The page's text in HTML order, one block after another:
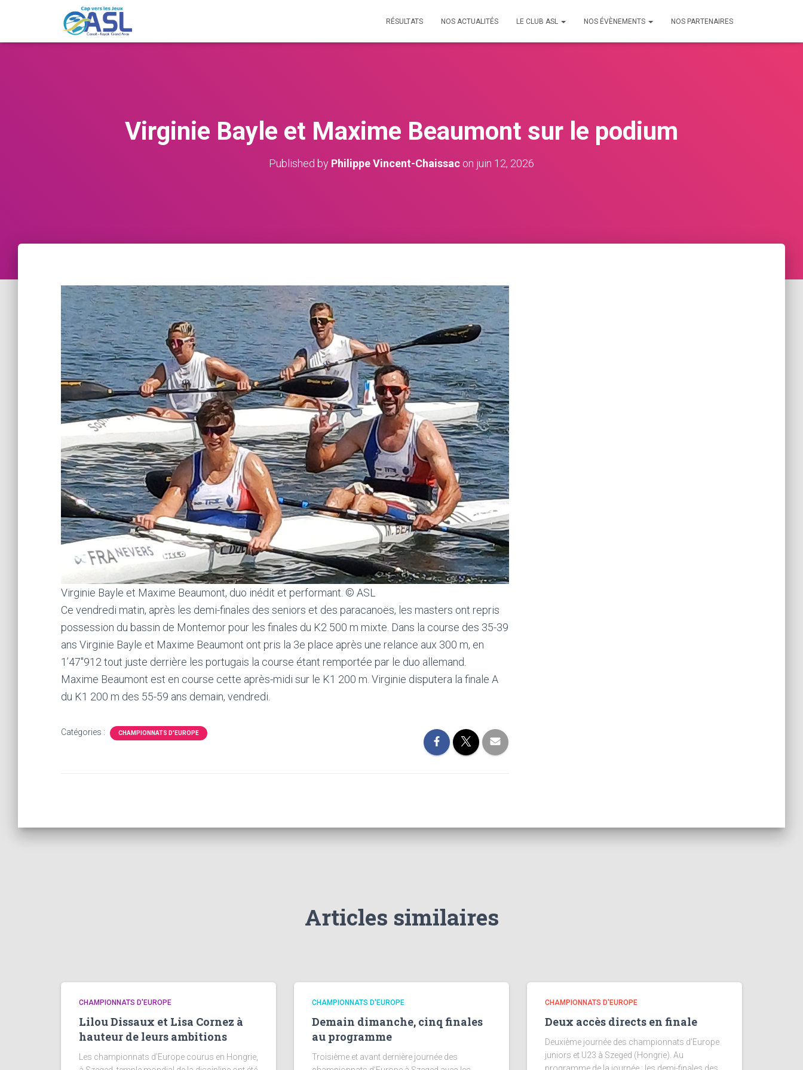
RÉSULTATS NOS ACTUALITÉS LE CLUB ASL NOS ÉVÈNEMENTS NOS PARTENAIRES
Virginie Bayle et Maxime Beaumont sur le podium
Published by Philippe Vincent-Chaissac on juin 12, 2026
Virginie Bayle et Maxime Beaumont, duo inédit et performant. © ASL
Ce vendredi matin, après les demi-finales des seniors et des paracanoës, les masters ont repris
possession du bassin de Montemor pour les finales du K2 500 m mixte. Dans la course des 35-39
ans Virginie Bayle et Maxime Beaumont ont pris la 3e place après une relance aux 300 m, en
1’47″912 tout juste derrière les portugais la course étant remportée par le duo allemand.
Maxime Beaumont est en course cette après-midi sur le K1 200 m. Virginie disputera la finale A
du K1 200 m des 55-59 ans demain, vendredi.
Catégories : CHAMPIONNATS D'EUROPE
Articles similaires
CHAMPIONNATS D'EUROPE
Lilou Dissaux et Lisa Cornez à
hauteur de leurs ambitions
Les championnats d’Europe courus en Hongrie,
CHAMPIONNATS D'EUROPE
Demain dimanche, cinq finales
au programme
Troisième et avant dernière journée des
CHAMPIONNATS D'EUROPE
Deux accès directs en finale
Deuxième journée des championnats d’Europe
juniors et U23 à Szeged (Hongrie). Au